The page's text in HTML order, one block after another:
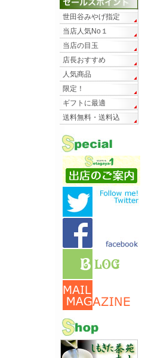
世田谷みやげ指定
当店人気No１
当店の目玉
店長おすすめ
人気商品
限定！
ギフトに最適
送料無料・送料込